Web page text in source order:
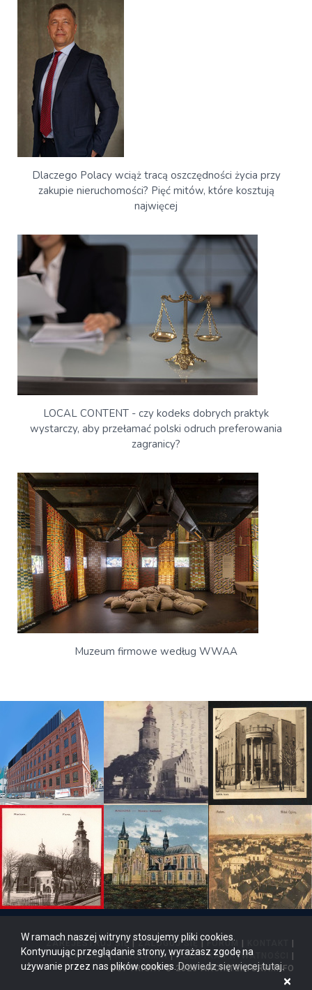
Dlaczego Polacy wciąż tracą oszczędności życia przy
zakupie nieruchomości? Pięć mitów, które kosztują
najwięcej
LOCAL CONTENT - czy kodeks dobrych praktyk
wystarczy, aby przełamać polski odruch preferowania
zagranicy?
Muzeum firmowe według WWAA
ZAREJESTRUJ SIĘ | ZALOGUJ SIĘ |FORUM
REKLAMA|REGULAMIN |POLITYKA PRYWATNOŚCI
COPYRIGHT © 2026 ARCHITEKTURA.INFO
W ramach naszej witryny stosujemy pliki cookies.
Kontynuując przeglądanie strony, wyrażasz zgodę na
używanie przez nas plików cookies.Dowiedz się więcej tutaj.
×